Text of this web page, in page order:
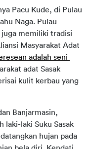
Pacu Kude, di Pulau
Naga. Pulau
juga memiliki tradisi
Masyarakat Adat
adalah seni
adat Sasak
kulit kerbau yang
Banjarmasin,
laki-laki Suku Sasak
hujan pada